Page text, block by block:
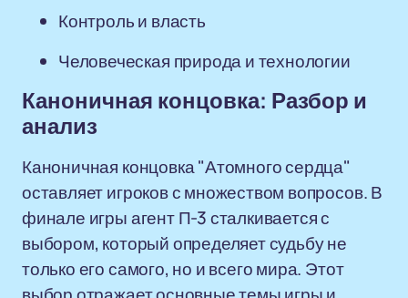
Контроль и власть
Человеческая природа и технологии
Каноничная концовка: Разбор и
анализ
Каноничная концовка "Атомного сердца"
оставляет игроков с множеством вопросов. В
финале игры агент П-3 сталкивается с
выбором, который определяет судьбу не
только его самого, но и всего мира. Этот